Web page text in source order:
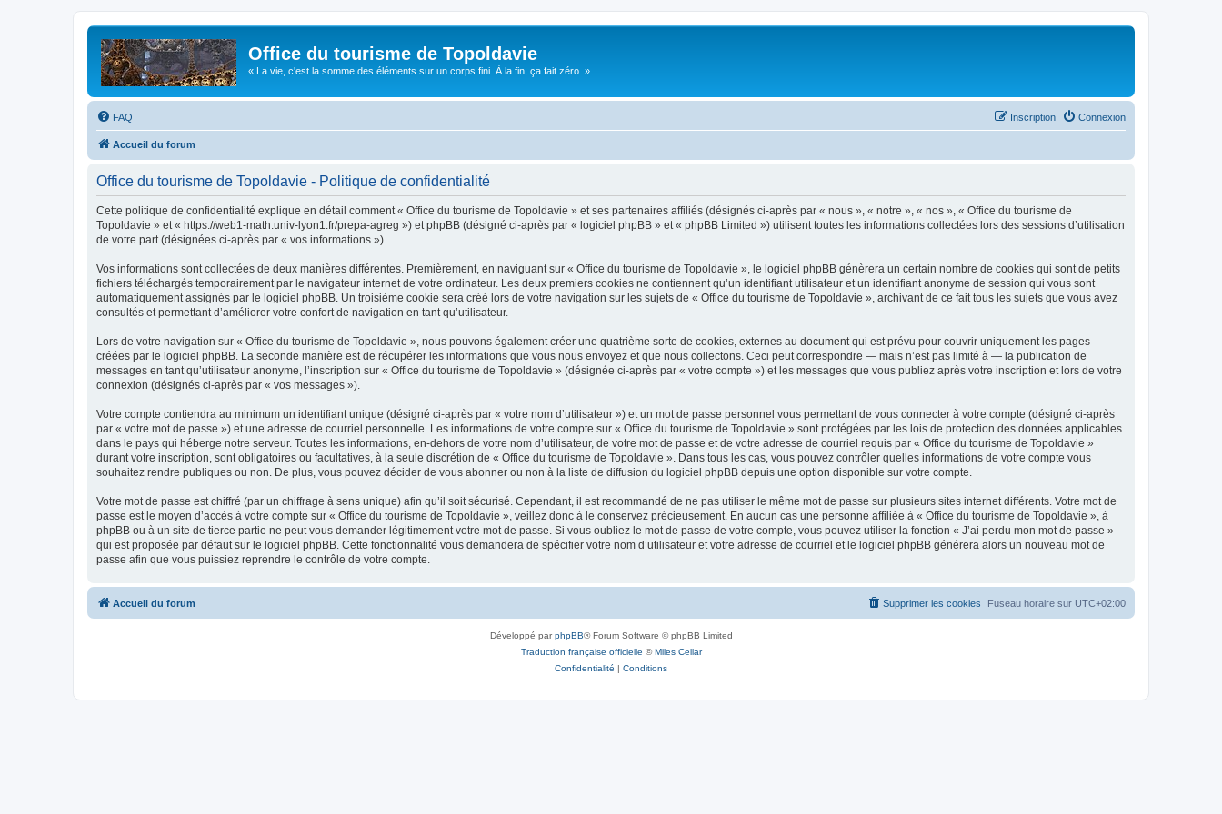
Office du tourisme de Topoldavie
« La vie, c'est la somme des éléments sur un corps fini. À la fin, ça fait zéro. »
FAQ Connexion
Inscription
Accueil du forum
Office du tourisme de Topoldavie - Politique de confidentialité
Cette politique de confidentialité explique en détail comment « Office du tourisme de Topoldavie » et ses partenaires affiliés (désignés ci-après par « nous », « notre », « nos », « Office du tourisme de
Topoldavie » et « https://web1-math.univ-lyon1.fr/prepa-agreg ») et phpBB (désigné ci-après par « logiciel phpBB » et « phpBB Limited ») utilisent toutes les informations collectées lors des sessions d’utilisation
de votre part (désignées ci-après par « vos informations »).
Vos informations sont collectées de deux manières différentes. Premièrement, en naviguant sur « Office du tourisme de Topoldavie », le logiciel phpBB génèrera un certain nombre de cookies qui sont de petits
fichiers téléchargés temporairement par le navigateur internet de votre ordinateur. Les deux premiers cookies ne contiennent qu’un identifiant utilisateur et un identifiant anonyme de session qui vous sont
automatiquement assignés par le logiciel phpBB. Un troisième cookie sera créé lors de votre navigation sur les sujets de « Office du tourisme de Topoldavie », archivant de ce fait tous les sujets que vous avez
consultés et permettant d’améliorer votre confort de navigation en tant qu’utilisateur.
Lors de votre navigation sur « Office du tourisme de Topoldavie », nous pouvons également créer une quatrième sorte de cookies, externes au document qui est prévu pour couvrir uniquement les pages
créées par le logiciel phpBB. La seconde manière est de récupérer les informations que vous nous envoyez et que nous collectons. Ceci peut correspondre — mais n’est pas limité à — la publication de
messages en tant qu’utilisateur anonyme, l’inscription sur « Office du tourisme de Topoldavie » (désignée ci-après par « votre compte ») et les messages que vous publiez après votre inscription et lors de votre
connexion (désignés ci-après par « vos messages »).
Votre compte contiendra au minimum un identifiant unique (désigné ci-après par « votre nom d’utilisateur ») et un mot de passe personnel vous permettant de vous connecter à votre compte (désigné ci-après
par « votre mot de passe ») et une adresse de courriel personnelle. Les informations de votre compte sur « Office du tourisme de Topoldavie » sont protégées par les lois de protection des données applicables
dans le pays qui héberge notre serveur. Toutes les informations, en-dehors de votre nom d’utilisateur, de votre mot de passe et de votre adresse de courriel requis par « Office du tourisme de Topoldavie »
durant votre inscription, sont obligatoires ou facultatives, à la seule discrétion de « Office du tourisme de Topoldavie ». Dans tous les cas, vous pouvez contrôler quelles informations de votre compte vous
souhaitez rendre publiques ou non. De plus, vous pouvez décider de vous abonner ou non à la liste de diffusion du logiciel phpBB depuis une option disponible sur votre compte.
Votre mot de passe est chiffré (par un chiffrage à sens unique) afin qu’il soit sécurisé. Cependant, il est recommandé de ne pas utiliser le même mot de passe sur plusieurs sites internet différents. Votre mot de
passe est le moyen d’accès à votre compte sur « Office du tourisme de Topoldavie », veillez donc à le conservez précieusement. En aucun cas une personne affiliée à « Office du tourisme de Topoldavie », à
phpBB ou à un site de tierce partie ne peut vous demander légitimement votre mot de passe. Si vous oubliez le mot de passe de votre compte, vous pouvez utiliser la fonction « J’ai perdu mon mot de passe »
qui est proposée par défaut sur le logiciel phpBB. Cette fonctionnalité vous demandera de spécifier votre nom d’utilisateur et votre adresse de courriel et le logiciel phpBB générera alors un nouveau mot de
passe afin que vous puissiez reprendre le contrôle de votre compte.
Accueil du forum Fuseau horaire sur UTC+02:00
Supprimer les cookies
Développé parphpBB® Forum Software © phpBB Limited
Traduction française officielle ©Miles Cellar
Confidentialité | Conditions